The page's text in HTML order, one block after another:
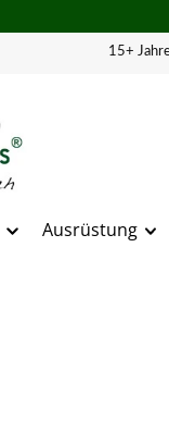
15+
Ausrüstung